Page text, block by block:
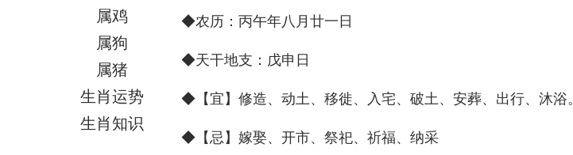
属鸡
属狗
属猪
生肖运势
生肖知识
◆农历 ：丙午年八月廿一日
◆天干地支 ：戊申日
◆ 【宜】 修造、动土、移徙、入宅、破土、安葬、出行、沐浴。
◆ 【忌】 嫁娶、开市、祭祀、祈福、纳采